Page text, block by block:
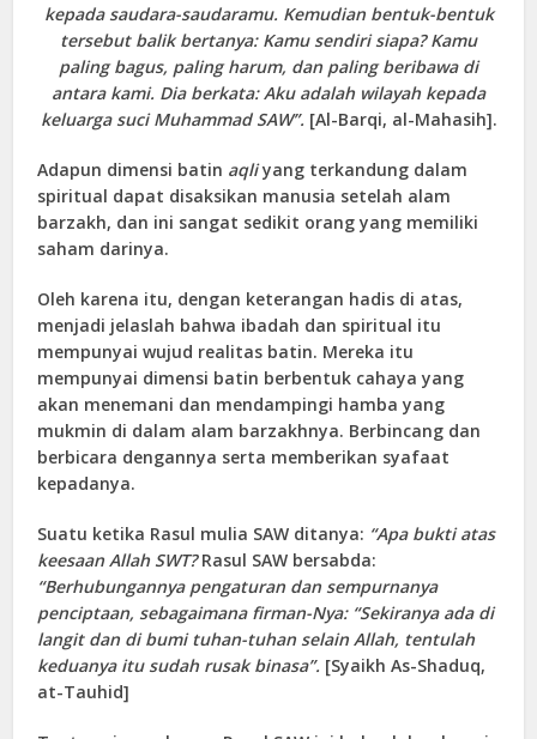
kepada saudara-saudaramu. Kemudian bentuk-bentuk
tersebut balik bertanya: Kamu sendiri siapa? Kamu
paling bagus, paling harum, dan paling beribawa di
antara kami. Dia berkata: Aku adalah wilayah kepada
keluarga suci Muhammad SAW”. [Al-Barqi, al-Mahasih].
Adapun dimensi batin aqliyang terkandung dalam
spiritual dapat disaksikan manusia setelah alam
barzakh, dan ini sangat sedikit orang yang memiliki
saham darinya.
Oleh karena itu, dengan keterangan hadis di atas,
menjadi jelaslah bahwa ibadah dan spiritual itu
mempunyai wujud realitas batin. Mereka itu
mempunyai dimensi batin berbentuk cahaya yang
akan menemani dan mendampingi hamba yang
mukmin di dalam alam barzakhnya. Berbincang dan
berbicara dengannya serta memberikan syafaat
kepadanya.
Suatu ketika Rasul mulia SAW ditanya: “Apa bukti atas
keesaan Allah SWT?Rasul SAW bersabda:
“Berhubungannya pengaturan dan sempurnanya
penciptaan, sebagaimana firman-Nya: “Sekiranya ada di
langit dan di bumi tuhan-tuhan selain Allah, tentulah
keduanya itu sudah rusak binasa”. [Syaikh As-Shaduq,
at-Tauhid]